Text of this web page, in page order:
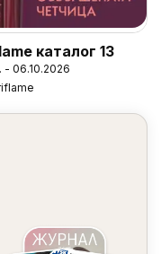
каталог 13
- 06.10.2026